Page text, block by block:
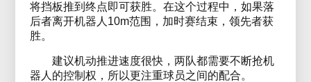
将挡板推到终点即可获胜。在这个过程中，如果落
后者离开机器人10m范围，加时赛结束，领先者获
胜。
建议机动推进速度很快，两队都需要不断抢机
器人的控制权，所以更注重球员之间的配合。